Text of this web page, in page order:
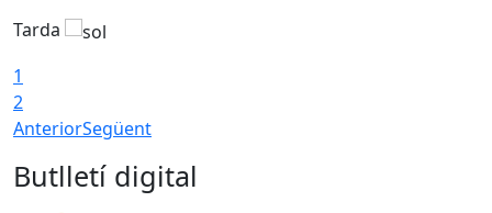
Tarda
1
2
AnteriorSegüent
Butlletí digital